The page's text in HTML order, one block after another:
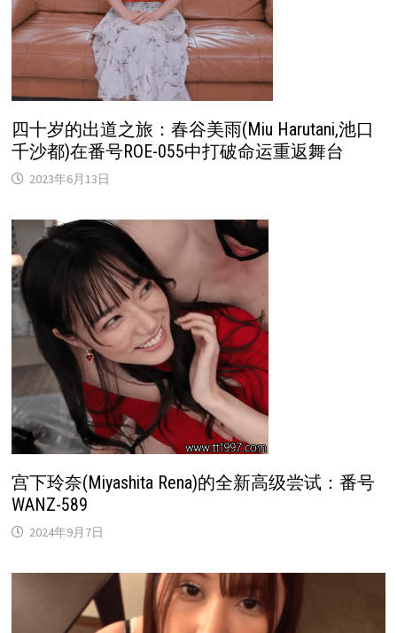
四十岁的出道之旅：春谷美雨(Miu Harutani,池口
千沙都)在番号ROE-055中打破命运重返舞台
2023年6月13日
宫下玲奈(Miyashita Rena)的全新高级尝试：番号
WANZ-589
2024年9月7日